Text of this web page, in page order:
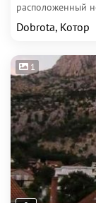
расположенный
Dobrota, Котор
1